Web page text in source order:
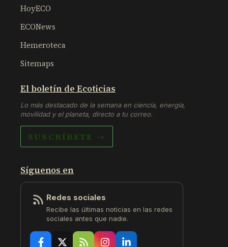
HoyECO
ECONews
Hemeroteca
Sitemaps
El boletín de Ecoticias
Lo más destacado de la semana en ciencia, energía,
movilidad y el planeta, directo a tu correo.
SUSCRÍBETE →
Síguenos en
Redes sociales
Recibe las últimas noticias en las redes
sociales antes que nadie.